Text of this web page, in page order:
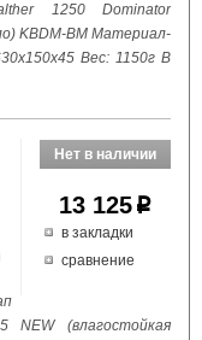
1250 Dominator
KBDM-BM Материал-
Вес: 1150г В
13 125 p
в закладки
сравнение
NEW (влагостойкая